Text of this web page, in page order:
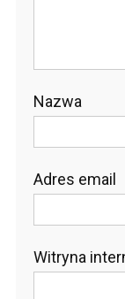
Nazwa
Adres email
Witryna